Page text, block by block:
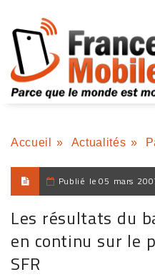
Accueil » Actualités »
Publié le 05 mars
Les résultats du
en continu sur le
SFR